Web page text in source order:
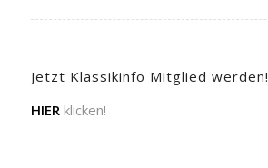
Jetzt Klassikinfo Mitglied werden!
HIER klicken!